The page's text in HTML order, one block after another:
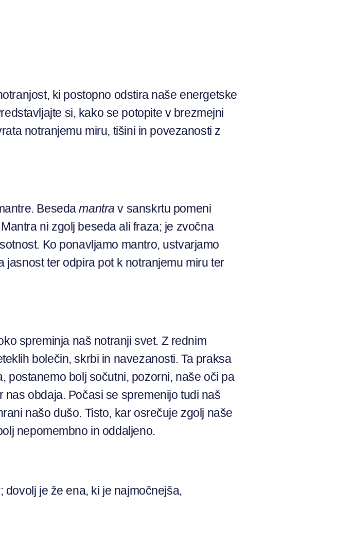
ki postopno odstira naše energetske
si, kako se potopite v brezmejni
notranjemu miru, tišini in povezanosti z
Besedamantra v sanskrtu pomeni
ni zgolj beseda ali fraza; je zvočna
Ko ponavljamo mantro, ustvarjamo
ter odpira pot k notranjemu miru ter
spreminja naš notranji svet. Z rednim
bolečin, skrbi in navezanosti. Ta praksa
postanemo bolj sočutni, pozorni, naše oči pa
obdaja. Počasi se spremenijo tudi naš
našo dušo. Tisto, kar osrečuje zgolj naše
nepomembno in oddaljeno.
je že ena, ki je najmočnejša,